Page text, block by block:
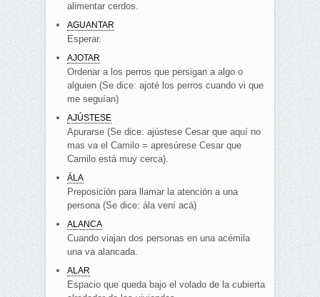
alimentar cerdos.
AGUANTAR
Esperar.
AJOTAR
Ordenar a los perros que persigan a algo o
alguien (Se dice: ajoté los perros cuando vi que
me seguían)
AJÚSTESE
Apurarse (Se dice: ajústese Cesar que aquí no
mas va el Camilo = apresúrese Cesar que
Camilo está muy cerca).
ÁLA
Preposición para llamar la atención a una
persona (Se dice: ála vení acá)
ALANCA
Cuando viajan dos personas en una acémila
una va alancada.
ALAR
Espacio que queda bajo el volado de la cubierta